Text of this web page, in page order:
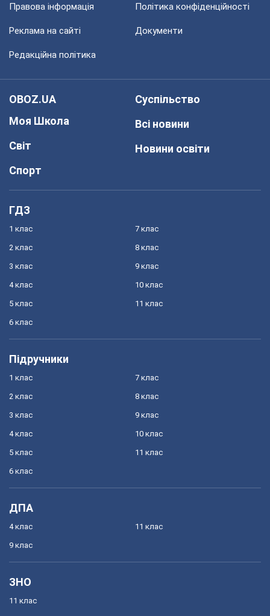
Правова інформація Політика конфіденційності
Реклама на сайті Документи
Редакційна політика
OBOZ.UA
Моя Школа
Світ
Спорт
Суспільство
Всі новини
Новини освіти
ГДЗ
1 клас
2 клас
3 клас
4 клас
5 клас
6 клас
7 клас
8 клас
9 клас
10 клас
11 клас
Підручники
1 клас
2 клас
3 клас
4 клас
5 клас
6 клас
7 клас
8 клас
9 клас
10 клас
11 клас
ДПА
4 клас
9 клас
11 клас
ЗНО
11 клас